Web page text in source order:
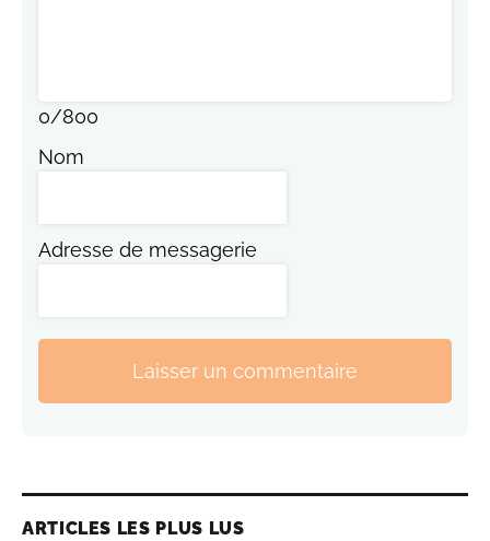
0/800
Nom
Adresse de messagerie
Laisser un commentaire
ARTICLES LES PLUS LUS